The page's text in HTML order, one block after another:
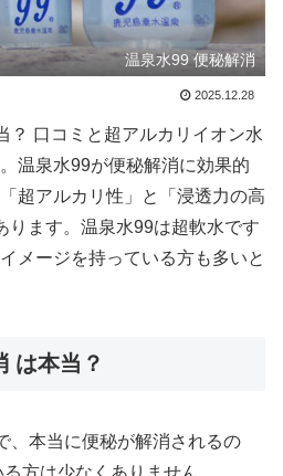
温泉水99 便秘解消
2025.12.28
？ 口コミと超アルカリイオン水
温泉水99が便秘解消に効果的
超アルカリ性」と「浸透力の高
ります。温泉水99は超軟水です
メージを持っている方も多いと
は本当？
、本当に便秘が解消されるの